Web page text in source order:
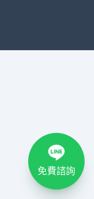
免費諮詢